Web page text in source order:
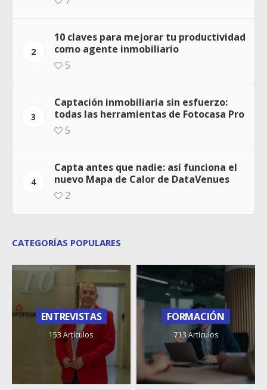
2
10 claves para mejorar tu productividad
como agente inmobiliario
5
3
Captación inmobiliaria sin esfuerzo:
todas las herramientas de Fotocasa Pro
5
4
Capta antes que nadie: así funciona el
nuevo Mapa de Calor de DataVenues
2
CATEGORÍAS POPULARES
ENTREVISTAS
153 Artículos
FORMACIÓN
713 Artículos